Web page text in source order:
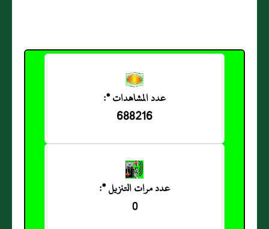
عدد المشاهدات *:
688216
عدد مرات التنزيل *:
0